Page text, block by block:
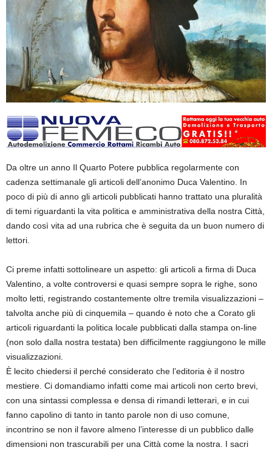
Da oltre un anno Il Quarto Potere pubblica regolarmente con
cadenza settimanale gli articoli dell’anonimo Duca Valentino. In
poco di più di anno gli articoli pubblicati hanno trattato una pluralità
di temi riguardanti la vita politica e amministrativa della nostra Città,
dando così vita ad una rubrica che è seguita da un buon numero di
lettori.
Ci preme infatti sottolineare un aspetto: gli articoli a firma di Duca
Valentino, a volte controversi e quasi sempre sopra le righe, sono
molto letti, registrando costantemente oltre tremila visualizzazioni –
talvolta anche più di cinquemila – quando è noto che a Corato gli
articoli riguardanti la politica locale pubblicati dalla stampa on-line
(non solo dalla nostra testata) ben difficilmente raggiungono le mille
visualizzazioni.
È lecito chiedersi il perché considerato che l’editoria è il nostro
mestiere. Ci domandiamo infatti come mai articoli non certo brevi,
con una sintassi complessa e densa di rimandi letterari, e in cui
fanno capolino di tanto in tanto parole non di uso comune,
incontrino se non il favore almeno l’interesse di un pubblico dalle
dimensioni non trascurabili per una Città come la nostra. I sacri